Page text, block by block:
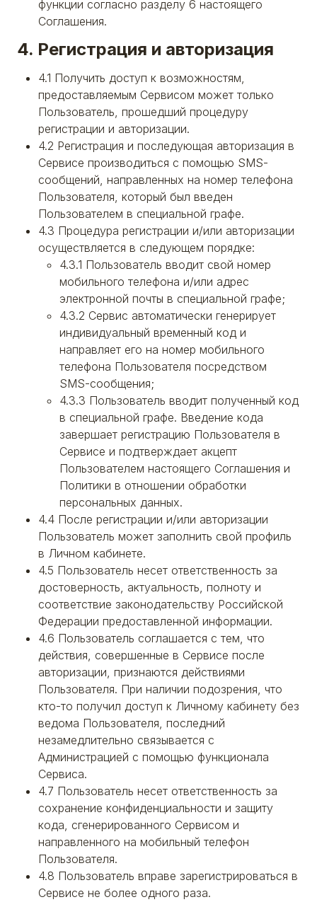
функции согласно разделу 6 настоящего
Соглашения.
4. Регистрация и авторизация
4.1 Получить доступ к возможностям,
предоставляемым Сервисом может только
Пользователь, прошедший процедуру
регистрации и авторизации.
4.2 Регистрация и последующая авторизация в
Сервисе производиться с помощью SMS-
сообщений, направленных на номер телефона
Пользователя, который был введен
Пользователем в специальной графе.
4.3 Процедура регистрации и/или авторизации
осуществляется в следующем порядке:
4.3.1 Пользователь вводит свой номер
мобильного телефона и/или адрес
электронной почты в специальной графе;
4.3.2 Сервис автоматически генерирует
индивидуальный временный код и
направляет его на номер мобильного
телефона Пользователя посредством
SMS-сообщения;
4.3.3 Пользователь вводит полученный код
в специальной графе. Введение кода
завершает регистрацию Пользователя в
Сервисе и подтверждает акцепт
Пользователем настоящего Соглашения и
Политики в отношении обработки
персональных данных.
4.4 После регистрации и/или авторизации
Пользователь может заполнить свой профиль
в Личном кабинете.
4.5 Пользователь несет ответственность за
достоверность, актуальность, полноту и
соответствие законодательству Российской
Федерации предоставленной информации.
4.6 Пользователь соглашается с тем, что
действия, совершенные в Сервисе после
авторизации, признаются действиями
Пользователя. При наличии подозрения, что
кто-то получил доступ к Личному кабинету без
ведома Пользователя, последний
незамедлительно связывается с
Администрацией с помощью функционала
Сервиса.
4.7 Пользователь несет ответственность за
сохранение конфиденциальности и защиту
кода, сгенерированного Сервисом и
направленного на мобильный телефон
Пользователя.
4.8 Пользователь вправе зарегистрироваться в
Сервисе не более одного раза.